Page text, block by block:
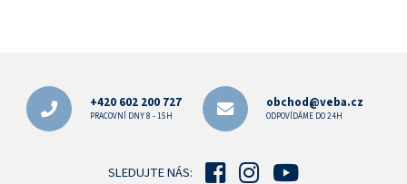
+420 602 200 727
PRACOVNÍ DNY 8 - 15H
obchod@veba.cz
ODPOVÍDÁME DO 24H
SLEDUJTE NÁS: